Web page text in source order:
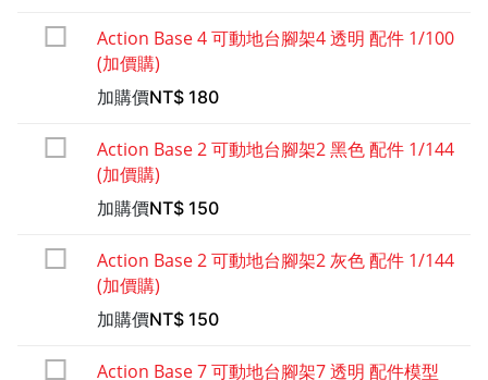
Action Base 4 可動地台腳架4 透明 配件 1/100
(加價購)
加購價NT$ 180
Action Base 2 可動地台腳架2 黑色 配件 1/144
(加價購)
加購價NT$ 150
Action Base 2 可動地台腳架2 灰色 配件 1/144
(加價購)
加購價NT$ 150
Action Base 7 可動地台腳架7 透明 配件模型